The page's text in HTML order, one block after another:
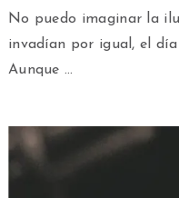
No puedo imaginar la
invadían por igual, el
Aunque …